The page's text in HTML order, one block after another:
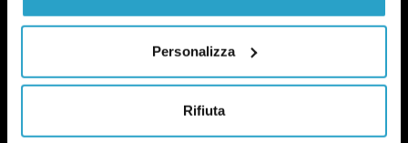
Personalizza
Rifiuta
ISCRIVITI
informativa privacy